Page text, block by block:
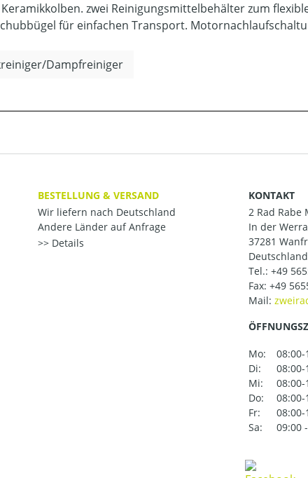
zwei Reinigungsmittelbehälter zum
für einfachen Transport.
Dampfreiniger
BESTELLUNG & VERSAND
Wir liefern nach Deutschland
Andere Länder auf Anfrage
Details
KONTAKT
2 Rad Rabe
In der
37281
Deutschland
Tel.: +49
Fax: +49
Mail:
Mo:
Di:
Mi:
Do:
Fr:
Sa:
09:00